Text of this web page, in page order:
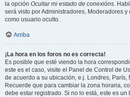
la opción Ocultar mi estado de conexións.
será visto por Administradores, Moderadores
como usuario oculto.
Arriba
¡La hora en los foros no es correcta!
Es posible que esté viendo la hora
este es el caso, visite el Panel de Control de
de acuerdo a su ubicación, e.j. Londres, París,
Recuerde que para cambiar la zona horaria,
debe estar registrado. Si no lo está, este es